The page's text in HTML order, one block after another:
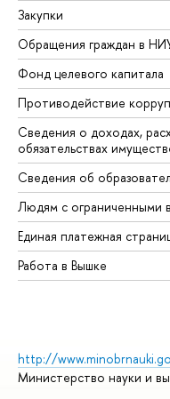
Закупки
Обращения граждан в
Фонд целевого капитала
Противодействие
Сведения о доходах,
обязательствах
Сведения об
Людям с ограниченными
Единая платежная
Работа в Вышке
http://
Министерство науки и